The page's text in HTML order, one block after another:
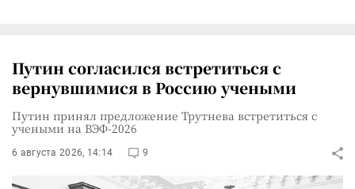
Путин согласился встретиться с
вернувшимися в Россию учеными
Путин принял предложение Трутнева встретиться с
учеными на ВЭФ-2026
6 августа 2026, 14:14 9